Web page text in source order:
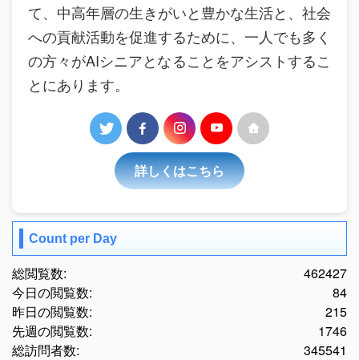
て、中高年層の生きがいと豊かな生活と、社会
への貢献活動を促進するために、一人でも多く
の方々がAIシニアとなることをアシストするこ
とにあります。
詳しくはこちら
Count per Day
462427
総閲覧数:
84
今日の閲覧数:
215
昨日の閲覧数:
1746
先週の閲覧数:
345541
総訪問者数: